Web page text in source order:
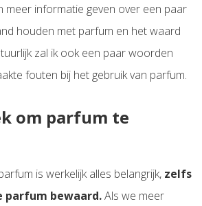
meer informatie geven over een paar
houden met parfum en het waard
zal ik ook een paar woorden
fouten bij het gebruik van parfum.
om parfum te
is werkelijk alles belangrijk, zelfs
parfum bewaard.Als we meer